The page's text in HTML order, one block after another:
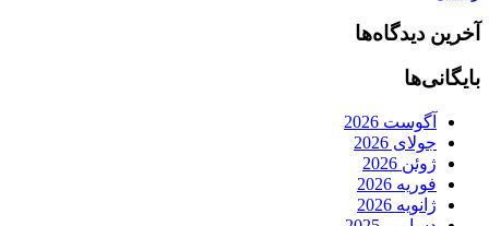
آخرین دیدگاه‌ها
بایگانی‌ها
آگوست 2026
جولای 2026
ژوئن 2026
فوریه 2026
ژانویه 2026